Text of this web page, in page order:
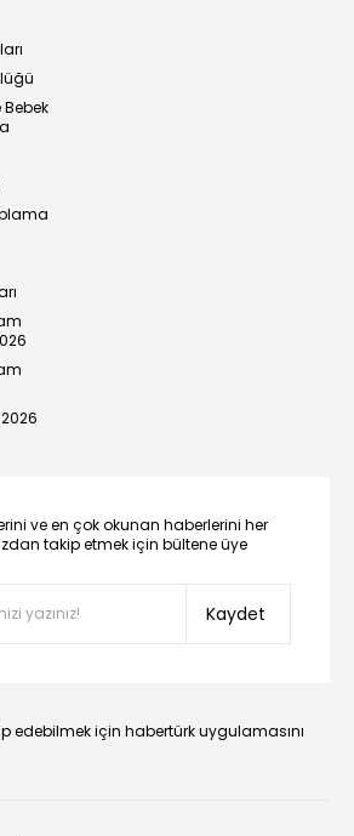
ve en çok okunan haberlerini her
takip etmek için bültene üye
Kaydet
edebilmek için habertürk uygulamasını